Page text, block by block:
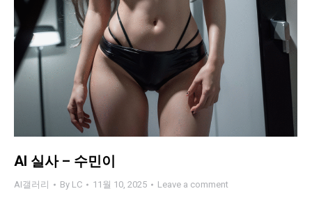
AI 실사 – 수민이
AI갤러리 By LC 11월 10, 2025 Leave a comment